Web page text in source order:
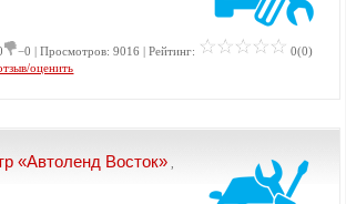
−0 | Просмотров: 9016 | Рейтинг:
0(0)
оценить
«Автоленд Восток»